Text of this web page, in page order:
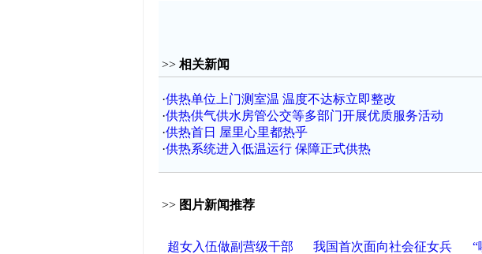
>> 相关新闻
·供热单位上门测室温 温度不达标立即整改
·供热供气供水房管公交等多部门开展优质服务活动
·供热首日 屋里心里都热乎
·供热系统进入低温运行 保障正式供热
>> 图片新闻推荐
超女入伍做副营级干部 我国首次面向社会征女兵 “